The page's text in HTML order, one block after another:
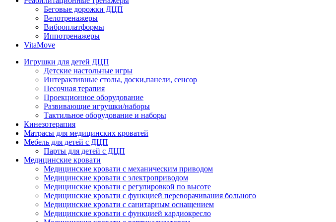
Беговые дорожки ДЦП
Велотренажеры
Виброплатформы
Иппотренажеры
VitaMove
Игрушки для детей ДЦП
Детские настольные игры
Интерактивные столы, доски,панели, сенсор
Песочная терапия
Проекционное оборудование
Развивающие игрушки/наборы
Тактильное оборудование и наборы
Кинезотерапия
Матрасы для медицинских кроватей
Мебель для детей с ДЦП
Парты для детей с ДЦП
Медицинские кровати
Медицинские кровати с механическим приводом
Медицинские кровати с электроприводом
Медицинские кровати с регулировкой по высоте
Медицинские кровати с функцией переворачивания больного
Медицинские кровати с санитарным оснащением
Медицинские кровати с функцией кардиокресло